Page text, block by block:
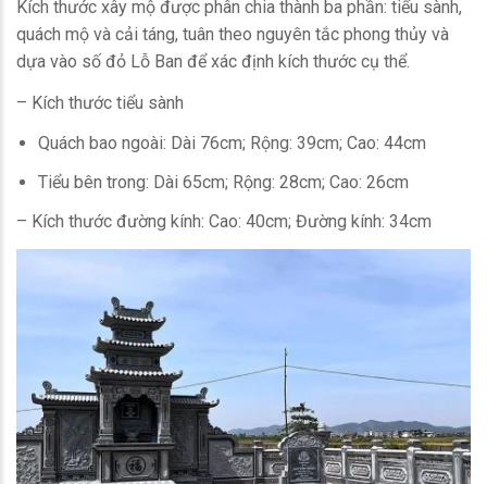
Kích thước xây mộ được phân chia thành ba phần: tiểu sành,
quách mộ và cải táng, tuân theo nguyên tắc phong thủy và
dựa vào số đỏ Lỗ Ban để xác định kích thước cụ thể.
– Kích thước tiểu sành
Quách bao ngoài: Dài 76cm; Rộng: 39cm; Cao: 44cm
Tiểu bên trong: Dài 65cm; Rộng: 28cm; Cao: 26cm
– Kích thước đường kính: Cao: 40cm; Đường kính: 34cm